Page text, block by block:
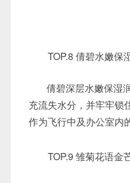
TOP.8 倩碧水嫩保
倩碧深层水嫩保湿
充流失水分，并牢牢锁
作为飞行中及办公室内
TOP.9 雏菊花语金